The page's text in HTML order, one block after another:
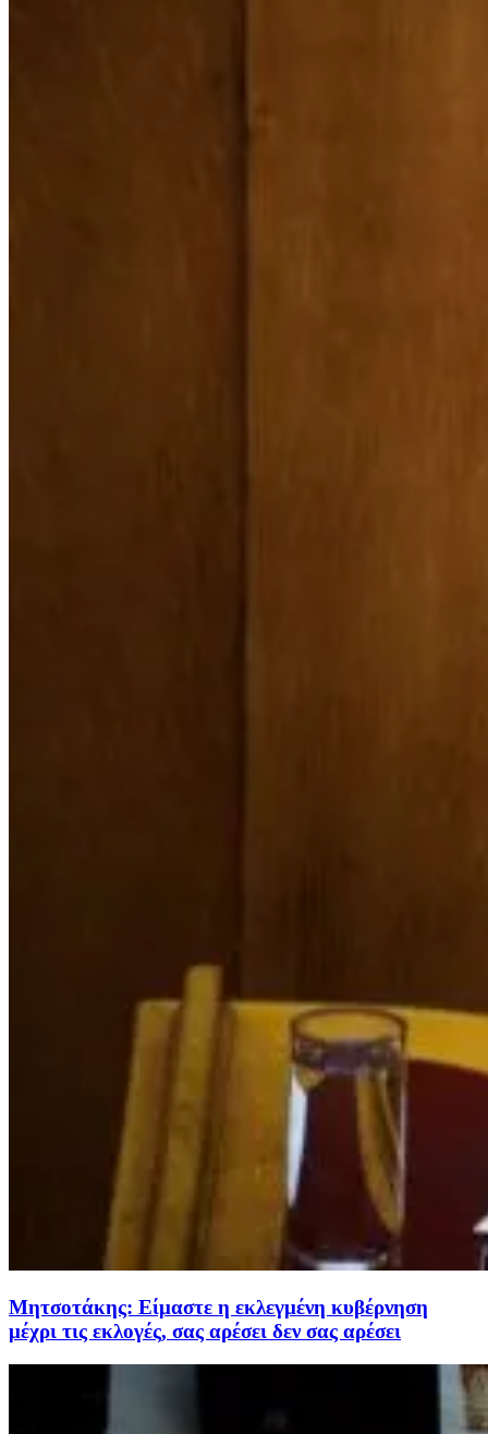
Μητσοτάκης: Είμαστε η εκλεγμένη κυβέρνηση
μέχρι τις εκλογές, σας αρέσει δεν σας αρέσει